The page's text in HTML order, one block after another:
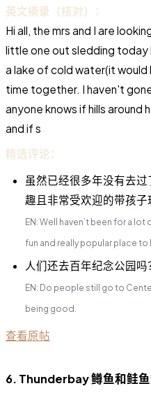
英文摘录（核对）：
Hi all, the mrs and I are
little one out sledding
a lake of cold water(it
time together. I haven't
anyone knows if hills around
and if s
精选评论：
虽然已经很多年没有去
趣且非常受欢迎的带孩子
EN: Well haven’t been for a
fun and really popular place
人们还去百年纪念公园吗
EN: Do people still go to
being good.
查看原帖
6. Thunderbay 鳟鱼和鲑鱼